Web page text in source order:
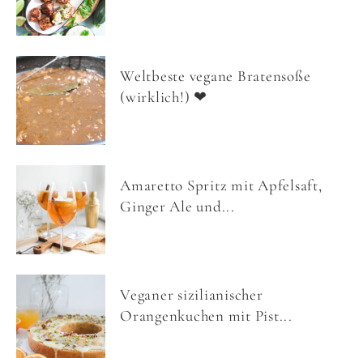
Weltbeste vegane Bratensoße
(wirklich!) ❤
Amaretto Spritz mit Apfelsaft,
Ginger Ale und...
Veganer sizilianischer
Orangenkuchen mit Pist...